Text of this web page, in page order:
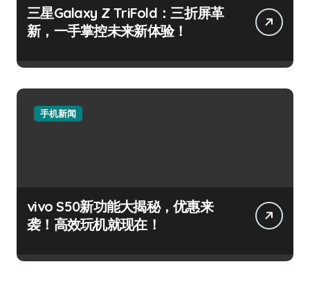
三星Galaxy Z TriFold：三折屏革
新，一手掌控未来新体验！
手机新闻
vivo S50新功能大揭秘，优惠来
袭！高效玩机就现在！